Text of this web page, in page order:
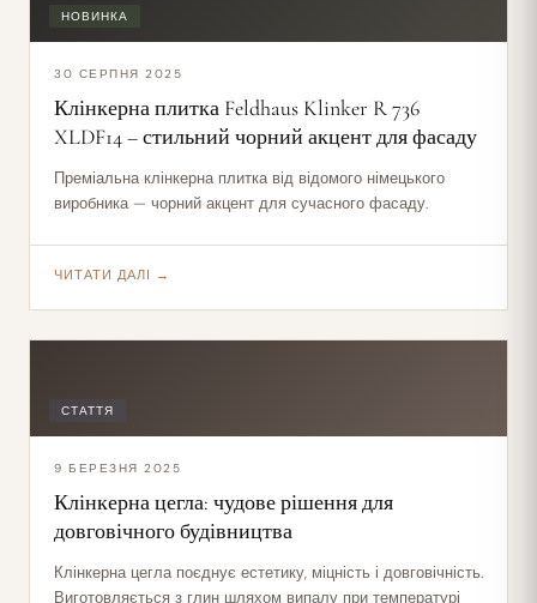
НОВИНКА
30 СЕРПНЯ 2025
Клінкерна плитка Feldhaus Klinker R 736
XLDF14 – стильний чорний акцент для фасаду
Преміальна клінкерна плитка від відомого німецького
виробника — чорний акцент для сучасного фасаду.
ЧИТАТИ ДАЛІ →
СТАТТЯ
9 БЕРЕЗНЯ 2025
Клінкерна цегла: чудове рішення для
довговічного будівництва
Клінкерна цегла поєднує естетику, міцність і довговічність.
Виготовляється з глин шляхом випалу при температурі